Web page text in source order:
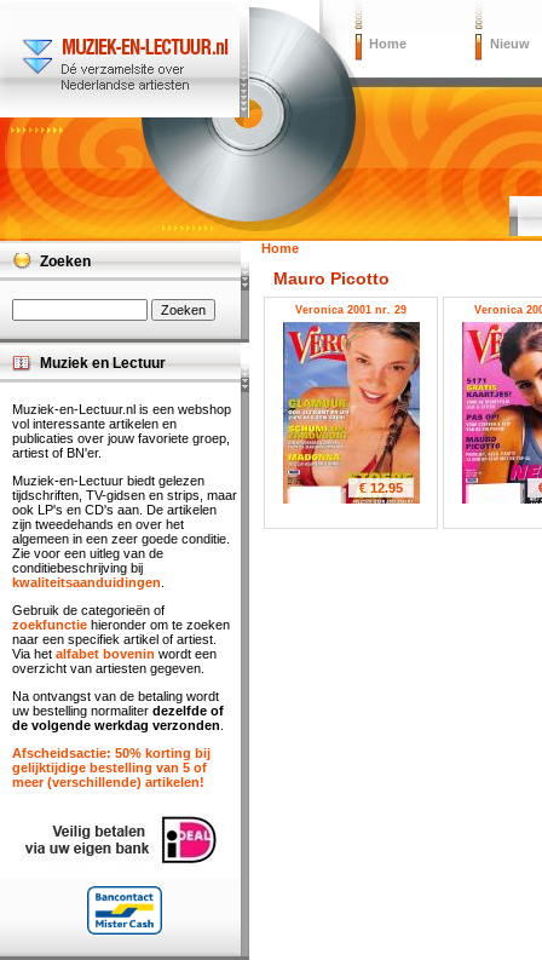
Home Nieuw
Home
Mauro Picotto
Veronica 2001 nr. 29
€ 12.95
Veronica
Zoeken
Muziek en Lectuur
Muziek-en-Lectuur.nl is een webshop
vol interessante artikelen en
publicaties over jouw favoriete groep,
artiest of BN'er.
Muziek-en-Lectuur biedt gelezen
tijdschriften, TV-gidsen en strips, maar
ook LP's en CD's aan. De artikelen
zijn tweedehands en over het
algemeen in een zeer goede conditie.
Zie voor een uitleg van de
conditiebeschrijving bij
kwaliteitsaanduidingen
Gebruik de categorieën of
zoekfunctie hieronder om te zoeken
naar een specifiek artikel of artiest.
Via het alfabet bovenin wordt een
overzicht van artiesten gegeven.
Na ontvangst van de betaling wordt
uw bestelling normaliter dezelfde of
de volgende werkdag verzonden
Afscheidsactie: 50% korting bij
gelijktijdige bestelling van 5 of
meer (verschillende) artikelen!